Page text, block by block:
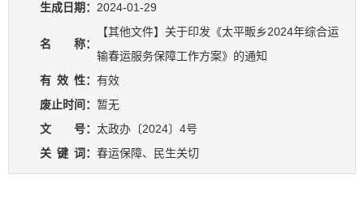
生成日期： 2024-01-29
名 称：
【其他文件】关于印发《太平畈乡2024年综合运
输春运服务保障工作方案》的通知
有 效 性： 有效
废止时间： 暂无
文 号： 太政办〔2024〕4号
关 键 词： 春运保障、民生关切